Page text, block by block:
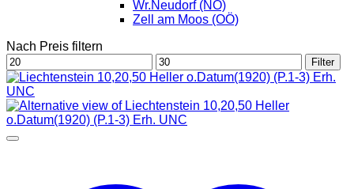
Wr.Neudorf (NÖ)
Zell am Moos (OÖ)
Nach Preis filtern
Min.
Preis
Max.
Preis
Filter